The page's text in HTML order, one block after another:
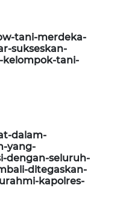
tani-merdeka-
sukseskan-
tani-
dalam-
yang-
dengan-seluruh-
ditegaskan-
kapolres-